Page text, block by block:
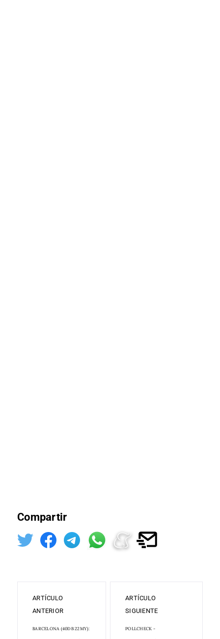
Compartir
ARTÍCULO
ANTERIOR
BARCELONA (40DB 22MY):
ARTÍCULO
SIGUIENTE
POLLCHECK -